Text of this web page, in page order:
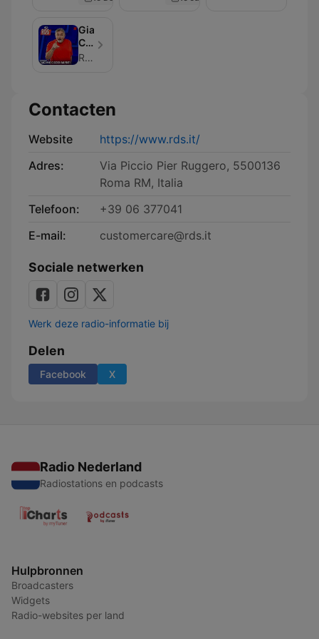
che
a
Tutti
Pazzi
Giacomo
Ciccio
Valenti
per
RDS
RDS 100% Grandi Successi
Contacten
Website
https://www.rds.it/
Adres:
Via Piccio Pier Ruggero, 5500136
Roma RM, Italia
Telefoon:
+39 06 377041
E-mail:
customercare@rds.it
Sociale netwerken
Werk deze radio-informatie bij
Delen
Facebook X
Radio Nederland
Radiostations en podcasts
Hulpbronnen
Broadcasters
Widgets
Radio-websites per land